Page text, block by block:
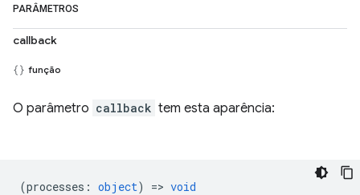
PARÂMETROS
callback
função
O parâmetro callback tem esta aparência:
(processes : object) => void